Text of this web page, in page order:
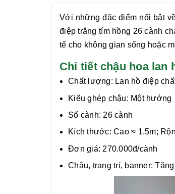
Với những đặc điểm nổi bật
điệp trắng tím hồng 26 cành
tế cho không gian sống hoặc
Chi tiết chậu hoa lan
Chất lượng: Lan hồ điệp
Kiểu ghép chậu: Một hướng
Số cành: 26 cành
Kích thước: Cao ≈ 1.5m;
Đơn giá: 270.000đ/cành
Chậu, trang trí, banner: